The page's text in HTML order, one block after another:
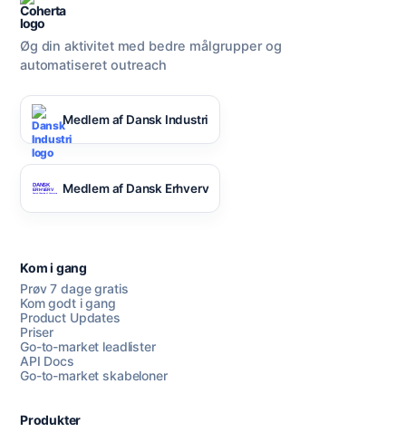
Øg din aktivitet med bedre målgrupper og
automatiseret outreach
Medlem af Dansk Industri
Medlem af Dansk Erhverv
Kom i gang
Prøv 7 dage gratis
Kom godt i gang
Product Updates
Priser
Go-to-market leadlister
API Docs
Go-to-market skabeloner
Produkter